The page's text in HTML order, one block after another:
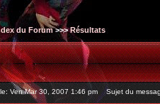
du Forum>>>Résultats
Ven Mar 30, 2007 1:46 pm Sujet du